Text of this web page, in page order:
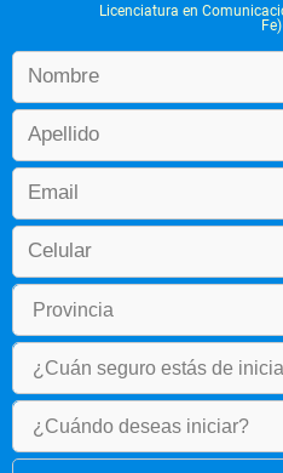
Licenciatura en
Fe)